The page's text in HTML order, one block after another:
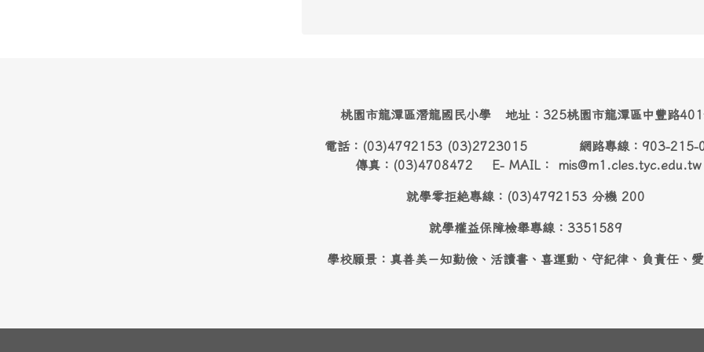
桃園市龍潭區潛龍國民小學 地址：325桃園市龍潭區中豐路
電話：(03)4792153 (03)2723015 網路專線：903-215-
傳真：(03)4708472 E- MAIL： mis@m1.cles.tyc.edu.tw
就學零拒絶專線：(03)4792153 分機 200
就學權益保障檢舉專線：3351589
學校願景：真善美－知勤儉、活讀書、喜運動、守紀律、負責任、